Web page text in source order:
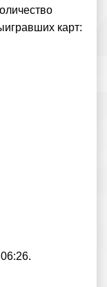
карт: